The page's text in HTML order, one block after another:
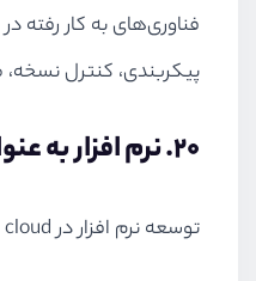
فناوری‌های به کار رفته
پیکربندی، کنترل
20. نرم افزار به عنوان یک سرویس
توسعه نرم افزار درcloud